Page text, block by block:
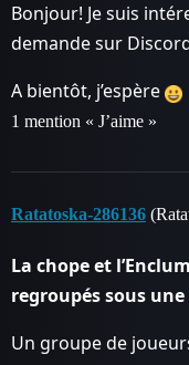
Bonjour! Je suis
demande sur
A bientôt, j’espère
1 mention « J’aime »
Ratatoska-286136
La chope et
regroupés sous
Un groupe de